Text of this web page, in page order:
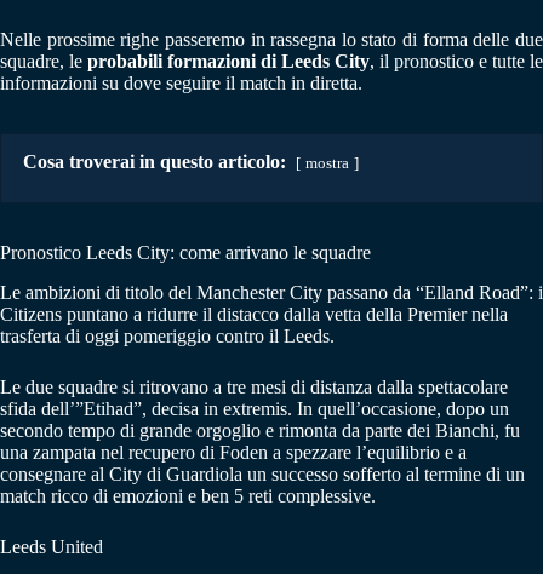
Nelle prossime righe passeremo in rassegna lo stato di forma delle due
squadre, le probabili formazioni di Leeds City, il pronostico e tutte le
informazioni su dove seguire il match in diretta.
Cosa troverai in questo articolo: mostra
Pronostico Leeds City: come arrivano le squadre
Le ambizioni di titolo del Manchester City passano da “Elland Road”: i
Citizens puntano a ridurre il distacco dalla vetta della Premier nella
trasferta di oggi pomeriggio contro il Leeds.
Le due squadre si ritrovano a tre mesi di distanza dalla spettacolare
sfida dell’”Etihad”, decisa in extremis. In quell’occasione, dopo un
secondo tempo di grande orgoglio e rimonta da parte dei Bianchi, fu
una zampata nel recupero di Foden a spezzare l’equilibrio e a
consegnare al City di Guardiola un successo sofferto al termine di un
match ricco di emozioni e ben 5 reti complessive.
Leeds United